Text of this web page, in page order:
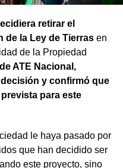
retirar el
de la Ley de Tierrasen
de la Propiedad
ATE Nacional,
y confirmó que
para este
le haya pasado por
que han decidido ser
este proyecto, sino